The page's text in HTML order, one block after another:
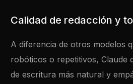
Calidad de redacción y
A diferencia de otros modelos
robóticos o repetitivos, Claude
de escritura más natural y